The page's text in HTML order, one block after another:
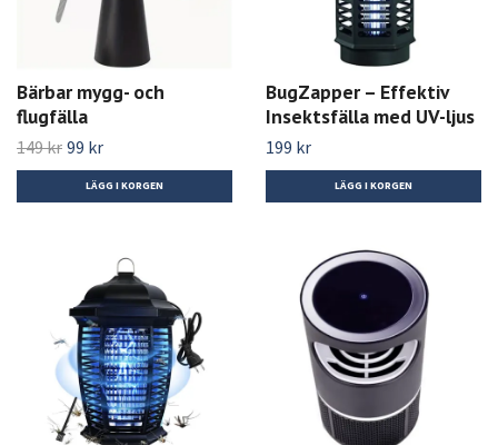
Bärbar mygg- och
flugfälla
149 kr 99 kr
BugZapper – Effektiv
Insektsfälla med UV-ljus
199 kr